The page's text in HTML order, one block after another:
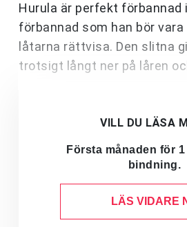
Hurula är perfekt förbannad
förbannad som han bör
låtarna rättvisa. Den slitna
trotsigt långt ner på låren
VILL DU LÄSA
Första månaden för
bindning.
LÄS VIDARE